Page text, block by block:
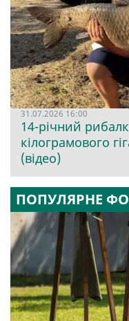
31.07.2026 16:00
14-річний
кілограмового
(відео)
ПОПУЛЯРНЕ